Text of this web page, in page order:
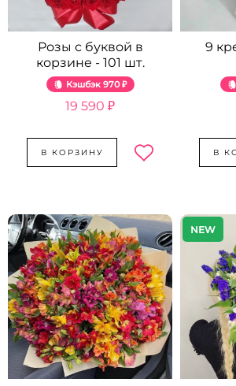
Розы с буквой в
корзине - 101 шт.
Кэшбэк 970 ₽
19 590 ₽
В КОРЗИНУ
9
В
NEW